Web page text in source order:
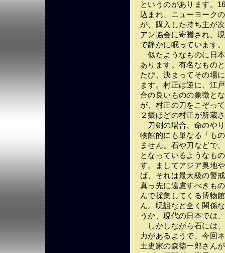
というのがあります。
込まれ、ニューヨーク
が、購入した持ち主が
アン協会に寄贈され、
で静かに眠っています。
似たようなものに日
あります。有名なもの
たび、決まってその場
ます。村正は逆に、江
合の良いものの象徴と
が、村正の刀をこぞっ
２振ほどの村正が所蔵
刀剣の場合、命のや
物館的にも単なる「も
ません。石や刀などで
となっているようなも
す。ましてアジア奥地
ば、それは最大級の警
真っ先に遠慮すべきも
んで採集してくる博物
ん。呪詛など全く関係
うか、現代の日本では
しかしながら石には
力があるようで、今回
土史家の森徳一郎さん